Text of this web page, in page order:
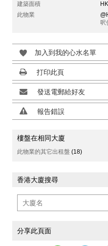
建築面積
此物業
呎
加入到我的心水名單
打印此頁
發送電郵給好友
報告錯誤
樓盤在相同大廈
此物業的其它出租盤 (18)
香港大廈搜尋
分享此頁面